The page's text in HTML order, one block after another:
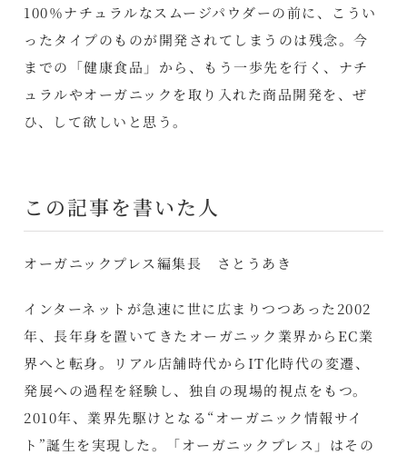
100％ナチュラルなスムージパウダーの前に、こうい
ったタイプのものが開発されてしまうのは残念。今
までの「健康食品」から、もう一歩先を行く、ナチ
ュラルやオーガニックを取り入れた商品開発を、ぜ
ひ、して欲しいと思う。
この記事を書いた人
オーガニックプレス編集長 さとうあき
インターネットが急速に世に広まりつつあった2002
年、長年身を置いてきたオーガニック業界からEC業
界へと転身。リアル店舗時代からIT化時代の変遷、
発展への過程を経験し、独自の現場的視点をもつ。
2010年、業界先駆けとなる“オーガニック情報サイ
ト”誕生を実現した。「オーガニックプレス」はその